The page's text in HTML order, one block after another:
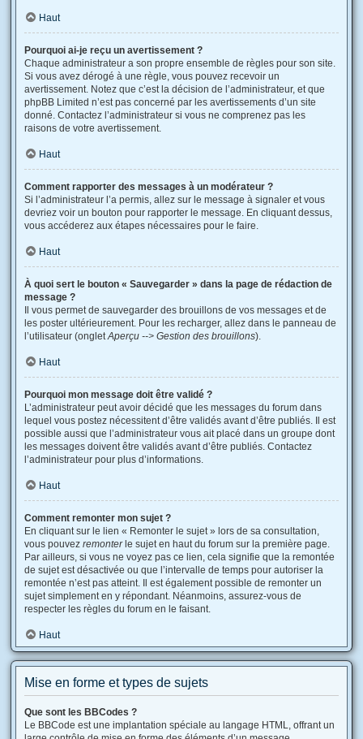
Haut
Pourquoi ai-je reçu un avertissement ?
Chaque administrateur a son propre ensemble de règles pour son site.
Si vous avez dérogé à une règle, vous pouvez recevoir un
avertissement. Notez que c’est la décision de l’administrateur, et que
phpBB Limited n’est pas concerné par les avertissements d’un site
donné. Contactez l’administrateur si vous ne comprenez pas les
raisons de votre avertissement.
Haut
Comment rapporter des messages à un modérateur ?
Si l’administrateur l’a permis, allez sur le message à signaler et vous
devriez voir un bouton pour rapporter le message. En cliquant dessus,
vous accéderez aux étapes nécessaires pour le faire.
Haut
À quoi sert le bouton « Sauvegarder » dans la page de rédaction de
message ?
Il vous permet de sauvegarder des brouillons de vos messages et de
les poster ultérieurement. Pour les recharger, allez dans le panneau de
l’utilisateur (ongletAperçu --> Gestion des brouillons).
Haut
Pourquoi mon message doit être validé ?
L’administrateur peut avoir décidé que les messages du forum dans
lequel vous postez nécessitent d’être validés avant d’être publiés. Il est
possible aussi que l’administrateur vous ait placé dans un groupe dont
les messages doivent être validés avant d’être publiés. Contactez
l’administrateur pour plus d’informations.
Haut
Comment remonter mon sujet ?
En cliquant sur le lien « Remonter le sujet » lors de sa consultation,
vous pouvez remonterle sujet en haut du forum sur la première page.
Par ailleurs, si vous ne voyez pas ce lien, cela signifie que la remontée
de sujet est désactivée ou que l’intervalle de temps pour autoriser la
remontée n’est pas atteint. Il est également possible de remonter un
sujet simplement en y répondant. Néanmoins, assurez-vous de
respecter les règles du forum en le faisant.
Haut
Mise en forme et types de sujets
Que sont les BBCodes ?
Le BBCode est une implantation spéciale au langage HTML, offrant un